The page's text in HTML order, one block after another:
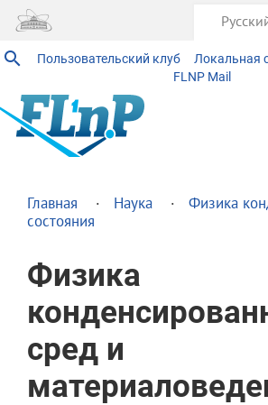
Пользовательский клуб Локальная
FLNP Mail
Главная Наука
Физика
состояния
Физика
сред и